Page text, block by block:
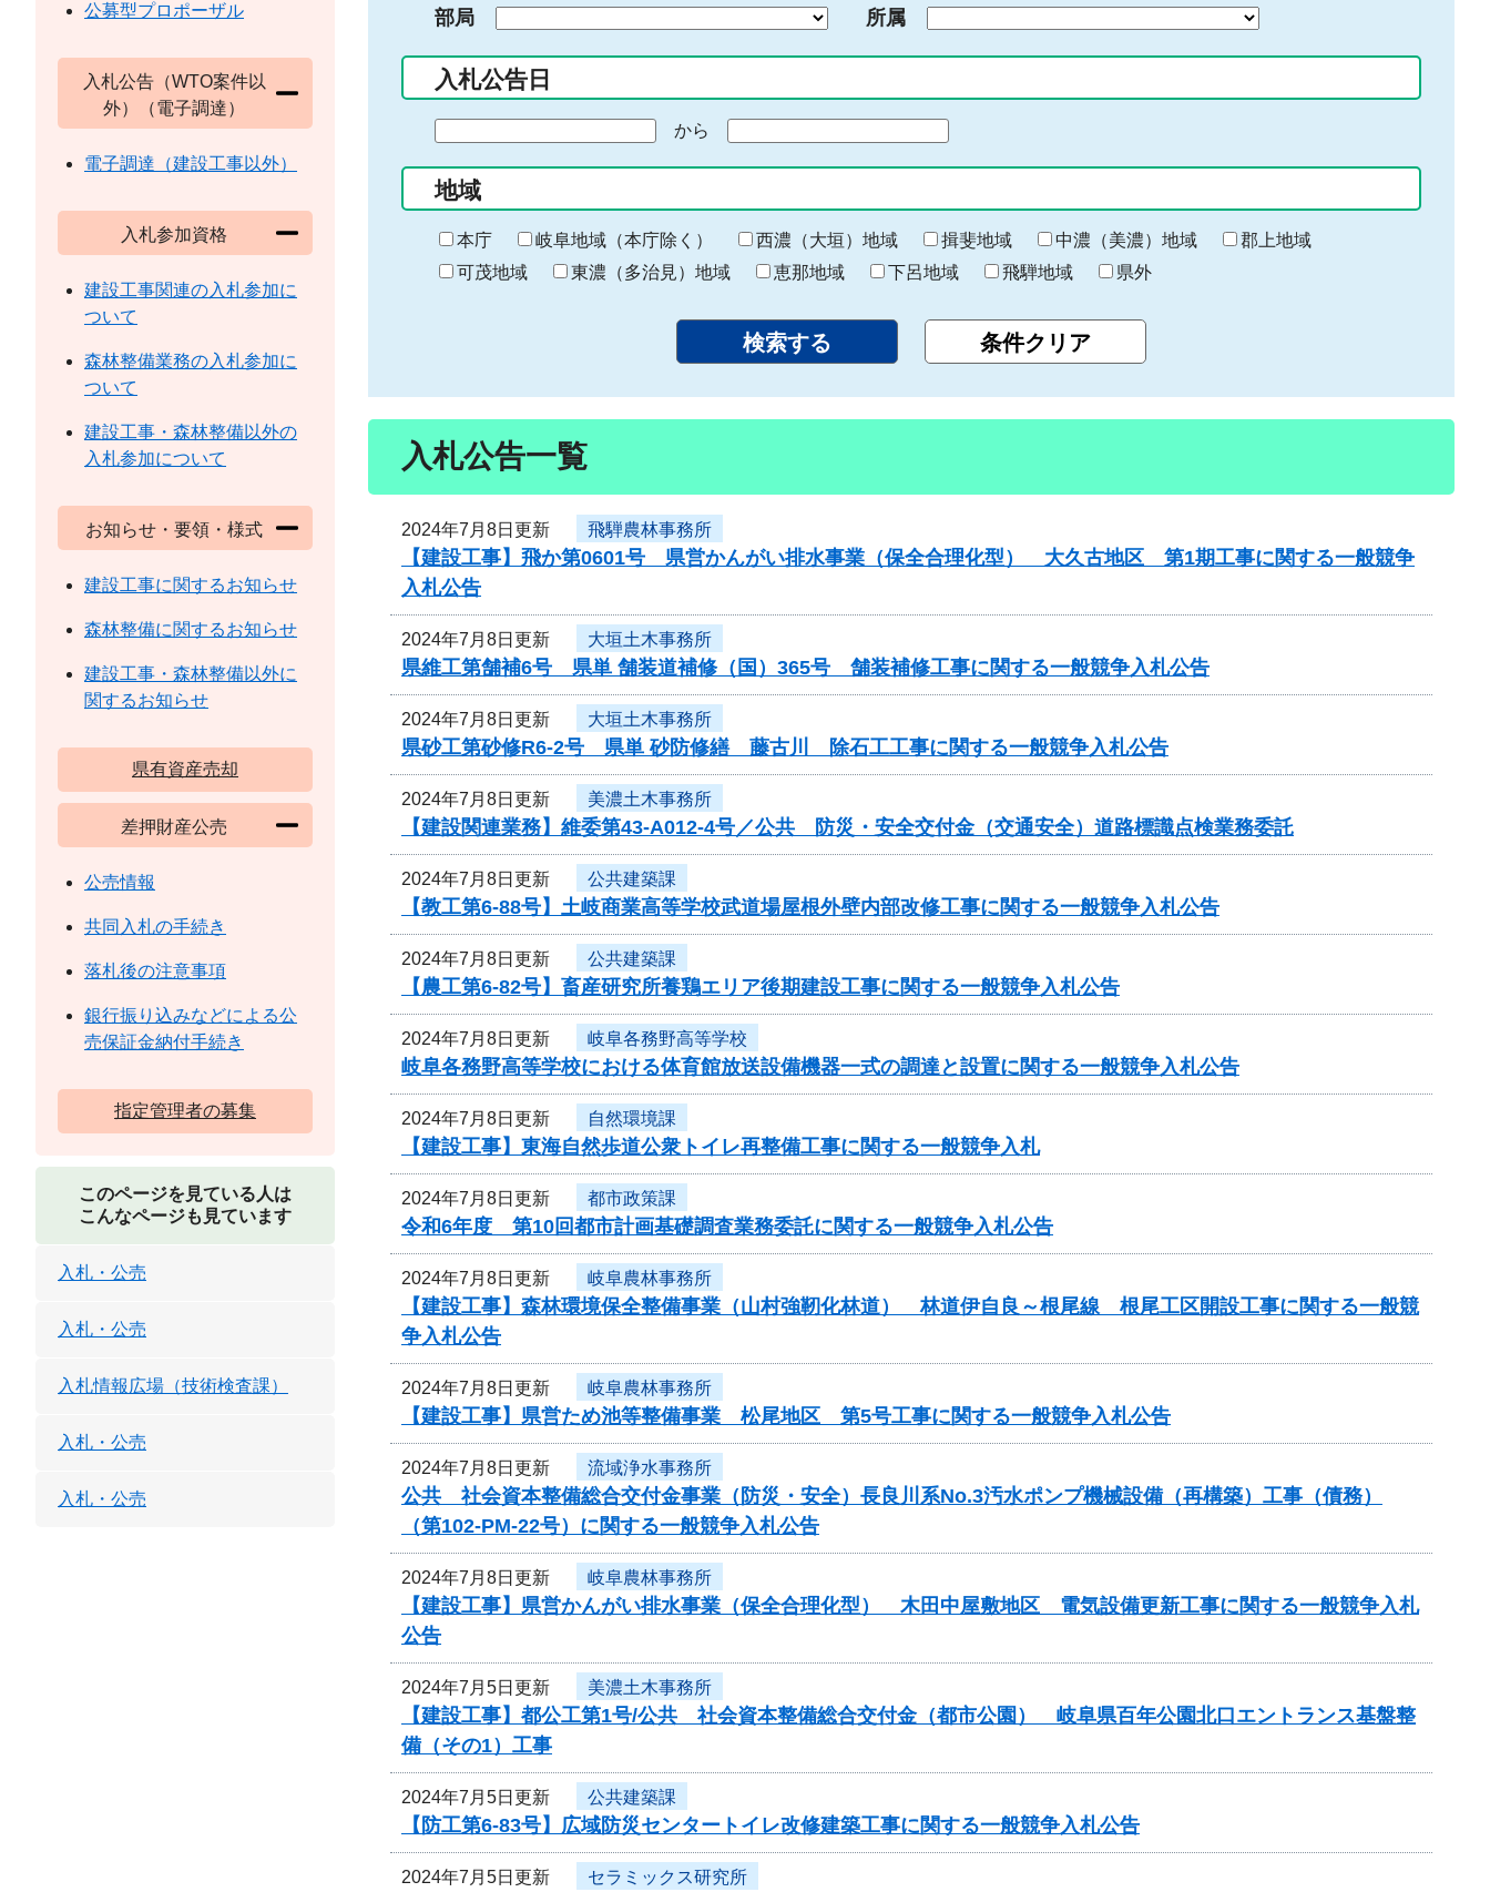
入
力
部局 所属
入札公告日
の
始
ま
り
から
終
わ
り
地域
本庁 岐阜地域（本庁除く） 西濃（大垣）地域 揖斐地域 中濃（美濃）地域
郡上地域
可茂地域
東濃（多治見）地域 恵那地域 下呂地域 飛騨地域 県外
入札公告一覧
2024年7月8日更新 飛騨農林事務所
【建設工事】飛か第0601号 県営かんがい排水事業（保全合理化型） 大久古地区 第1期工事に関する一般競争
入札公告
2024年7月8日更新 大垣土木事務所
県維工第舗補6号 県単 舗装道補修（国）365号 舗装補修工事に関する一般競争入札公告
2024年7月8日更新 大垣土木事務所
県砂工第砂修R6-2号 県単 砂防修繕 藤古川 除石工工事に関する一般競争入札公告
2024年7月8日更新 美濃土木事務所
【建設関連業務】維委第43-A012-4号／公共 防災・安全交付金（交通安全）道路標識点検業務委託
2024年7月8日更新 公共建築課
【教工第6-88号】土岐商業高等学校武道場屋根外壁内部改修工事に関する一般競争入札公告
2024年7月8日更新 公共建築課
【農工第6-82号】畜産研究所養鶏エリア後期建設工事に関する一般競争入札公告
2024年7月8日更新 岐阜各務野高等学校
岐阜各務野高等学校における体育館放送設備機器一式の調達と設置に関する一般競争入札公告
2024年7月8日更新 自然環境課
【建設工事】東海自然歩道公衆トイレ再整備工事に関する一般競争入札
2024年7月8日更新 都市政策課
令和6年度 第10回都市計画基礎調査業務委託に関する一般競争入札公告
2024年7月8日更新 岐阜農林事務所
【建設工事】森林環境保全整備事業（山村強靭化林道） 林道伊自良～根尾線 根尾工区開設工事に関する一般競
争入札公告
2024年7月8日更新 岐阜農林事務所
【建設工事】県営ため池等整備事業 松尾地区 第5号工事に関する一般競争入札公告
2024年7月8日更新 流域浄水事務所
公共 社会資本整備総合交付金事業（防災・安全）長良川系No.3汚水ポンプ機械設備（再構築）工事（債務）
（第102-PM-22号）に関する一般競争入札公告
2024年7月8日更新 岐阜農林事務所
【建設工事】県営かんがい排水事業（保全合理化型） 木田中屋敷地区 電気設備更新工事に関する一般競争入札
公告
2024年7月5日更新 美濃土木事務所
【建設工事】都公工第1号/公共 社会資本整備総合交付金（都市公園） 岐阜県百年公園北口エントランス基盤整
備（その1）工事
2024年7月5日更新 公共建築課
【防工第6-83号】広域防災センタートイレ改修建築工事に関する一般競争入札公告
2024年7月5日更新 セラミックス研究所
公募型プロポーザル
入札公告（WTO案件以
外）（電子調達）
電子調達（建設工事以外）
入札参加資格
建設工事関連の入札参加に
ついて
森林整備業務の入札参加に
ついて
建設工事・森林整備以外の
入札参加について
お知らせ・要領・様式
建設工事に関するお知らせ
森林整備に関するお知らせ
建設工事・森林整備以外に
関するお知らせ
県有資産売却
差押財産公売
公売情報
共同入札の手続き
落札後の注意事項
銀行振り込みなどによる公
売保証金納付手続き
指定管理者の募集
このページを見ている人は
こんなページも見ています
入札・公売
入札・公売
入札情報広場（技術検査課）
入札・公売
入札・公売